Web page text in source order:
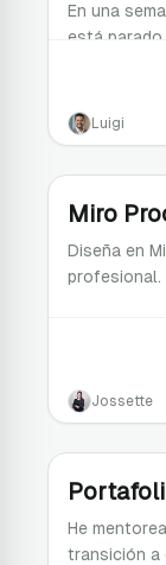
En una
está parado
riesgos
Luigi
Miro
Diseña en
profesional.
Jossette
He
transición a